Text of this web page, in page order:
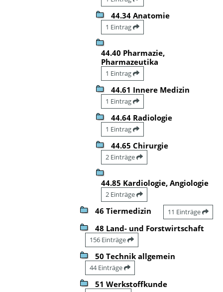
44.34 Anatomie
1 Eintrag
44.40 Pharmazie,
Pharmazeutika
1 Eintrag
44.61 Innere Medizin
1 Eintrag
44.64 Radiologie
1 Eintrag
44.65 Chirurgie
2 Einträge
44.85 Kardiologie, Angiologie
2 Einträge
46 Tiermedizin 11 Einträge
48 Land- und Forstwirtschaft
156 Einträge
50 Technik allgemein
44 Einträge
51 Werkstoffkunde